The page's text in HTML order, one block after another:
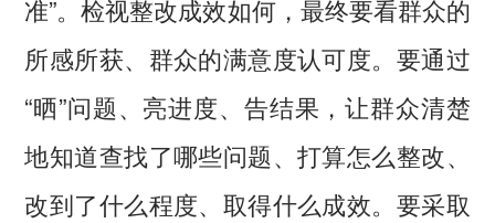
准”。检视整改成效如何，最终要看群众的
所感所获、群众的满意度认可度。要通过
“晒”问题、亮进度、告结果，让群众清楚
地知道查找了哪些问题、打算怎么整改、
改到了什么程度、取得什么成效。要采取